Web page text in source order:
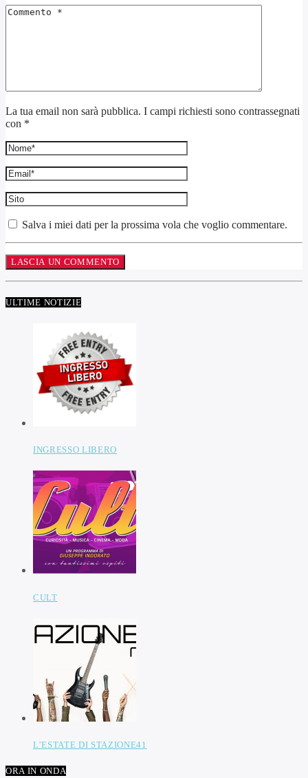
La tua email non sarà pubblica. I campi richiesti sono contrassegnati
con *
Salva i miei dati per la prossima vola che voglio commentare.
ULTIME NOTIZIE
INGRESSO LIBERO
CULT
L’ESTATE DI STAZIONE41
ORA IN ONDA